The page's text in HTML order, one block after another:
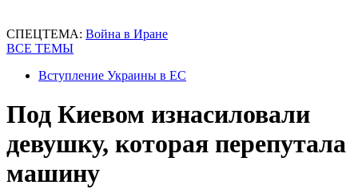
СПЕЦТЕМА: Война в Иране
ВСЕ ТЕМЫ
Вступление Украины в ЕС
Под Киевом изнасиловали
девушку, которая перепутала
машину